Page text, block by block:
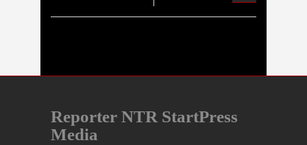
do p
Reporter NTR StartPress
Media